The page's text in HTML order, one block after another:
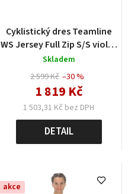
Cyklistický dres Teamline
WS Jersey Full Zip S/S violet
´n´sand
Skladem
2 599 Kč
1 503,31 Kč bez DPH
1 819 Kč
–30 %
DETAIL
akce